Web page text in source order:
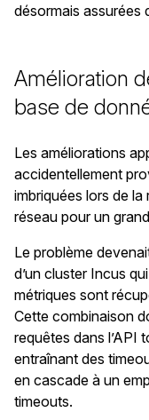
désormais assurées
Amélioration
base de
Les améliorations
accidentellement
imbriquées lors de
réseau pour un
Le problème
d’un cluster Incus
métriques sont
Cette combinaison
requêtes dans l’API
entraînant des
en cascade à un
timeouts.